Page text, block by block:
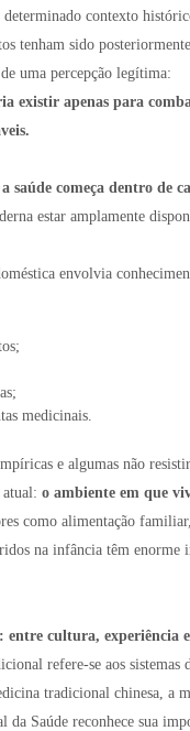
contexto
tenham sido
uma percepção legítima:
existir apenas para
saúde começa dentro de
estar amplamente
envolvia
medicinais.
e algumas não
atual: o ambiente em que
como alimentação
na infância têm enorme
cultura, experiência
refere-se aos
tradicional chinesa, a
da Saúde reconhece sua